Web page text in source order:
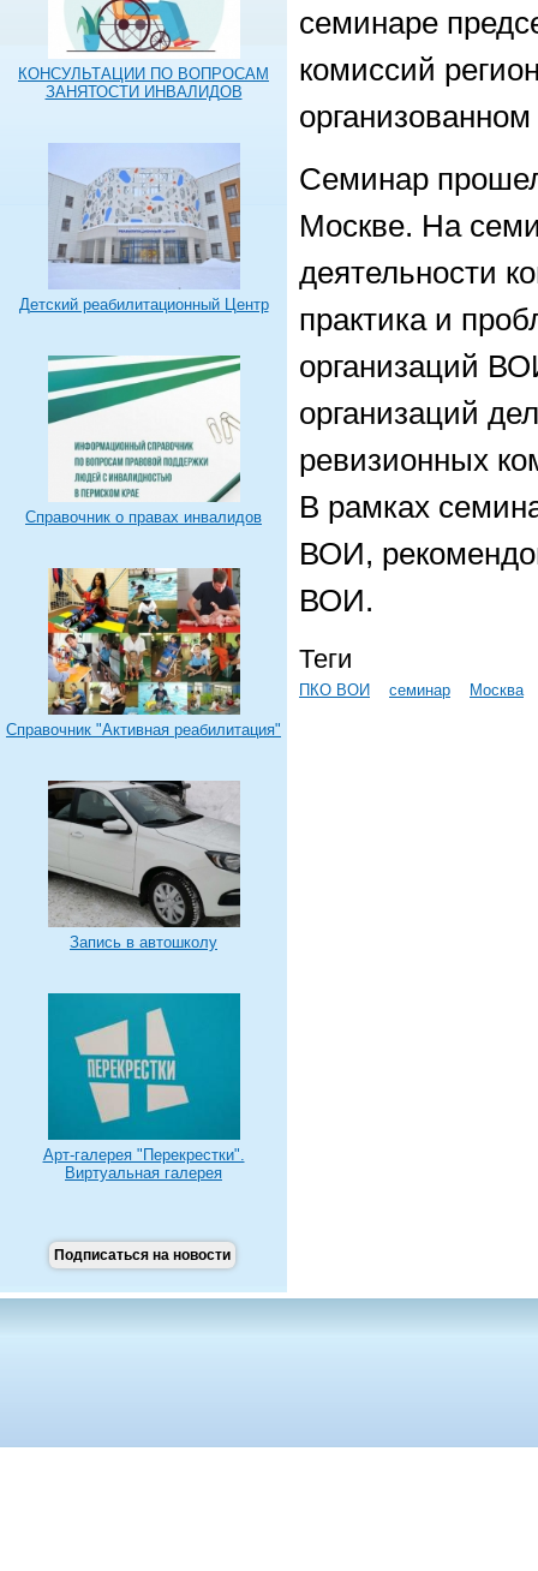
КОНСУЛЬТАЦИИ ПО ВОПРОСАМ
ЗАНЯТОСТИ ИНВАЛИДОВ
Детский реабилитационный Центр
Справочник о правах инвалидов
Справочник "Активная реабилитация"
Запись в автошколу
Арт-галерея "Перекрестки".
Виртуальная галерея
Подписаться на новости
семинаре
комиссий
Семинар прошел
Москве. На
деятельности
практика и
организаций
организаций
ревизионных
В рамках
ВОИ,
ВОИ.
Теги
ПКО ВОИ семинар Москва